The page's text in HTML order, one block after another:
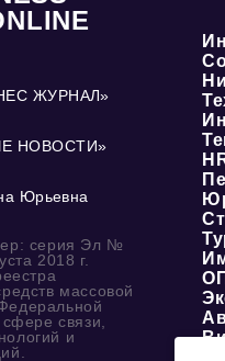
ЖУРНАЛ»
НОВОСТИ»
Юрьевна
серия Эл №
2018 г.
массовой
связи,
и